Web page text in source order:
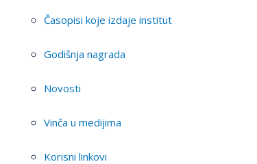
Časopisi koje izdaje institut
Godišnja nagrada
Novosti
Vinča u medijima
Korisni linkovi